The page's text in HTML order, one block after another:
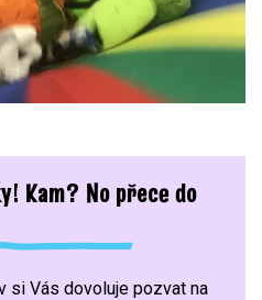
Kam? No přece do
si Vás dovoluje pozvat na